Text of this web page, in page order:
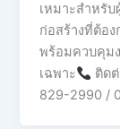
เหมาะสำหรั
ก่อสร้างที่ต้อง
พร้อมควบคุม
เฉพาะ
ติด
829-2990 /